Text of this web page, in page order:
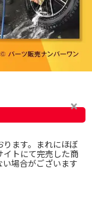
ます。まれにほぼ
イトにて完売した商
場合がございます